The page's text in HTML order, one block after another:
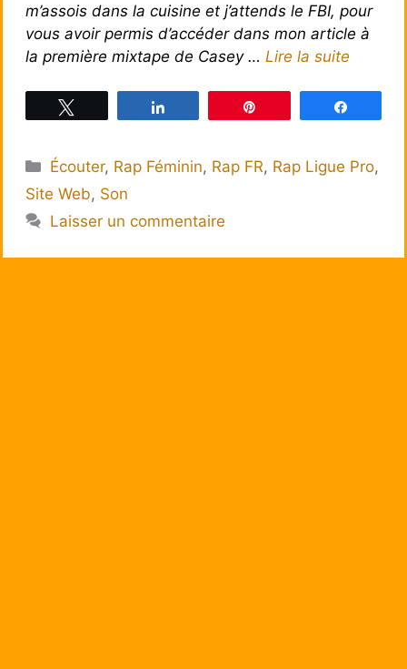
m’assois dans la cuisine et j’attends le FBI, pour
vous avoir permis d’accéder dans mon article à
la première mixtape de Casey … Lire la suite
Catégories
Écouter, Rap Féminin, Rap FR, Rap Ligue Pro,
Site Web, Son
Laisser un commentaire